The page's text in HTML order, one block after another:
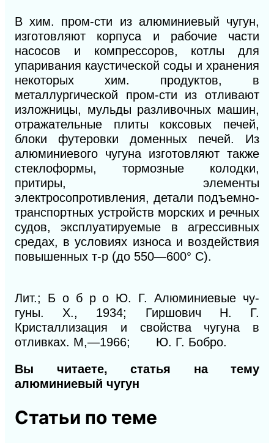
В хим. пром-сти из алюминиевый чугун,
изготовляют корпуса и рабочие части
насосов и компрессоров, котлы для
упаривания каустической соды и хранения
некоторых хим. продуктов, в
металлургической пром-сти из отливают
изложницы, мульды разливочных машин,
отражательные плиты коксовых печей,
блоки футеровки доменных печей. Из
алюминиевого чугуна изготовляют также
стеклоформы, тормозные колодки,
притиры, элементы
электросопротивления, детали подъемно-
транспортных устройств морских и речных
судов, эксплуатируемые в агрессивных
средах, в условиях износа и воздействия
повышенных т-р (до 550—600° С).
Лит.; Б о б р о Ю. Г. Алюминиевые чу-
гуны. X., 1934; Гиршович Н. Г.
Кристаллизация и свойства чугуна в
отливках. М,—1966; Ю. Г. Бобро.
Вы читаете, статья на тему
алюминиевый чугун
Статьи по теме